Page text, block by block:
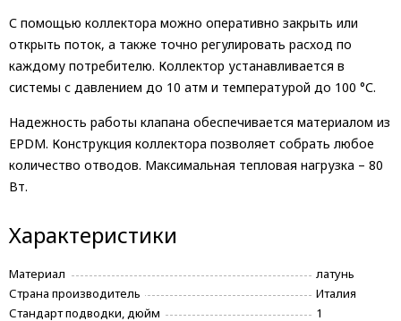
С помощью коллектора можно оперативно закрыть или
открыть поток, а также точно регулировать расход по
каждому потребителю. Коллектор устанавливается в
системы с давлением до 10 атм и температурой до 100 °С.
Надежность работы клапана обеспечивается материалом из
EPDM. Конструкция коллектора позволяет собрать любое
количество отводов. Максимальная тепловая нагрузка – 80
Вт.
Характеристики
Материал
латунь
Страна производитель
Италия
Стандарт подводки, дюйм
1